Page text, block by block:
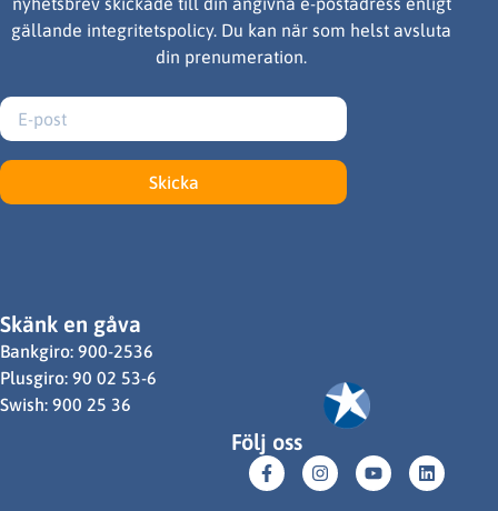
gällande integritetspolicy. Du kan när som helst avsluta
din prenumeration.
Skicka
Skänk en gåva
Bankgiro: 900-2536
Plusgiro: 90 02 53-6
Swish: 900 25 36
Följ oss